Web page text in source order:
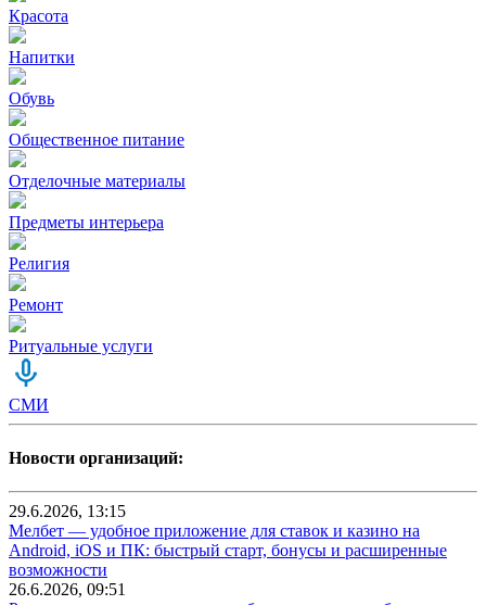
Красота
Напитки
Обувь
Общественное питание
Отделочные материалы
Предметы интерьера
Религия
Ремонт
Ритуальные услуги
СМИ
Новости организаций:
29.6.2026, 13:15
Мелбет — удобное приложение для ставок и казино на
Android, iOS и ПК: быстрый старт, бонусы и расширенные
возможности
26.6.2026, 09:51